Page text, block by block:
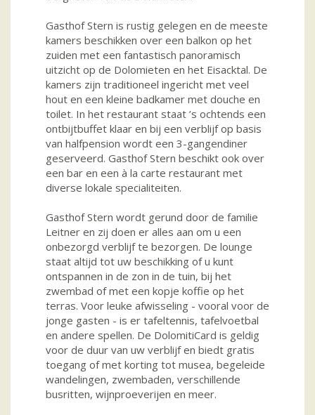
Gasthof Stern is rustig gelegen en de meeste
kamers beschikken over een balkon op het
zuiden met een fantastisch panoramisch
uitzicht op de Dolomieten en het Eisacktal. De
kamers zijn traditioneel ingericht met veel
hout en een kleine badkamer met douche en
toilet. In het restaurant staat ’s ochtends een
ontbijtbuffet klaar en bij een verblijf op basis
van halfpension wordt een 3-gangendiner
geserveerd. Gasthof Stern beschikt ook over
een bar en een à la carte restaurant met
diverse lokale specialiteiten.
Gasthof Stern wordt gerund door de familie
Leitner en zij doen er alles aan om u een
onbezorgd verblijf te bezorgen. De lounge
staat altijd tot uw beschikking of u kunt
ontspannen in de zon in de tuin, bij het
zwembad of met een kopje koffie op het
terras. Voor leuke afwisseling - vooral voor de
jonge gasten - is er tafeltennis, tafelvoetbal
en andere spellen. De DolomitiCard is geldig
voor de duur van uw verblijf en biedt gratis
toegang of met korting tot musea, begeleide
wandelingen, zwembaden, verschillende
busritten, wijnproeverijen en meer.